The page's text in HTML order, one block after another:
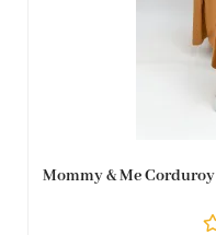
Mommy & Me